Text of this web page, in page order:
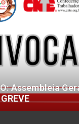
Assembleia